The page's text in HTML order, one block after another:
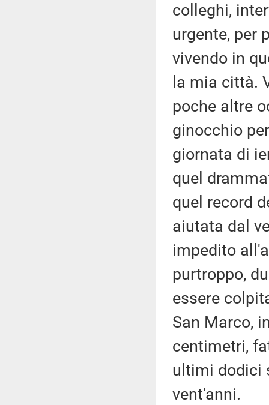
colleghi,
urgente, per
vivendo in
la mia città.
poche altre
ginocchio
giornata di
quel
quel record
aiutata dal
impedito
purtroppo,
essere
San Marco,
centimetri,
ultimi dodici
vent'anni.